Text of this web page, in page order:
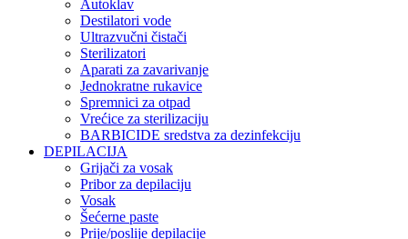
Autoklav
Destilatori vode
Ultrazvučni čistači
Sterilizatori
Aparati za zavarivanje
Jednokratne rukavice
Spremnici za otpad
Vrećice za sterilizaciju
BARBICIDE sredstva za dezinfekciju
DEPILACIJA
Grijači za vosak
Pribor za depilaciju
Vosak
Šećerne paste
Prije/poslije depilacije